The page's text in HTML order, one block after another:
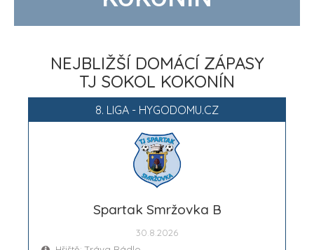
NEJBLIŽŠÍ DOMÁCÍ ZÁPASY
TJ SOKOL KOKONÍN
8. LIGA - HYGODOMU.CZ
Spartak Smržovka B
30.8.2026